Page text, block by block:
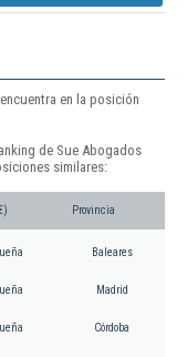
en la posición
de Sue Abogados
similares:
Provincia
Baleares
Madrid
Córdoba